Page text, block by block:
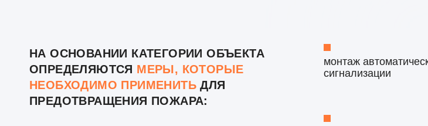
монтаж
сигнализации
НА ОСНОВАНИИ КАТЕГОРИИ ОБЪЕКТА
ОПРЕДЕЛЯЮТСЯ МЕРЫ, КОТОРЫЕ
НЕОБХОДИМО ПРИМЕНИТЬ ДЛЯ
ПРЕДОТВРАЩЕНИЯ ПОЖАРА: